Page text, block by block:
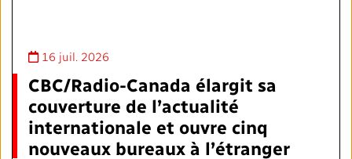
16 juil. 2026
CBC/Radio-Canada élargit sa
couverture de l’actualité
internationale et ouvre cinq
nouveaux bureaux à l’étranger